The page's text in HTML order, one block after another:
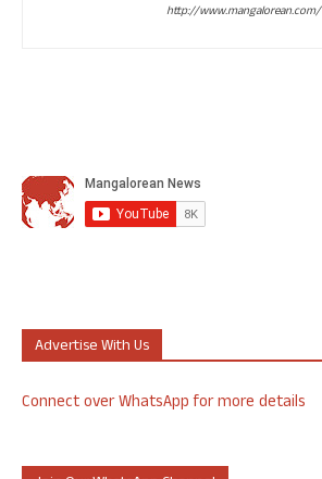
http://www.mangalorean.com/
Advertise With Us
Connect over WhatsApp for more details